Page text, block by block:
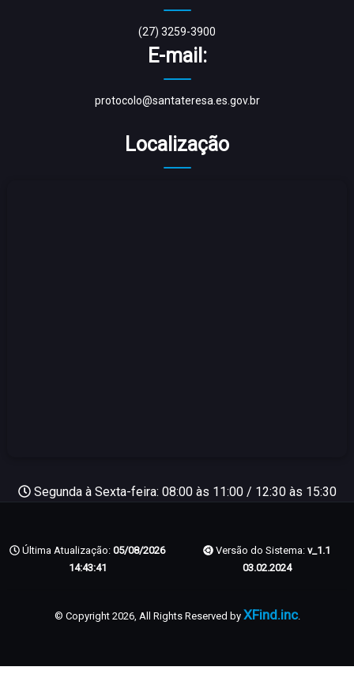
(27) 3259-3900
E-mail:
protocolo@santateresa.es.gov.br
Localização
Segunda à Sexta-feira: 08:00 às 11:00 / 12:30 às 15:30
Última Atualização: 05/08/2026
14:43:41
Versão do Sistema: v_1.1
03.02.2024
© Copyright 2026, All Rights Reserved by XFind.inc.